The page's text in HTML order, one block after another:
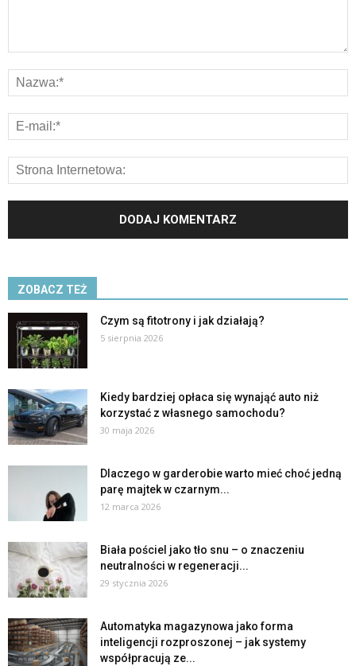
ZOBACZ TEŻ
Czym są fitotrony i jak działają?
5 sierpnia 2026
Kiedy bardziej opłaca się wynająć auto niż
korzystać z własnego samochodu?
30 maja 2026
Dlaczego w garderobie warto mieć choć jedną
parę majtek w czarnym...
12 marca 2026
Biała pościel jako tło snu – o znaczeniu
neutralności w regeneracji...
29 stycznia 2026
Automatyka magazynowa jako forma
inteligencji rozproszonej – jak systemy
współpracują ze...